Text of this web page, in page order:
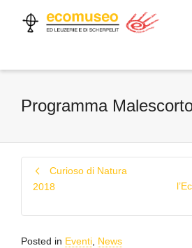
Programma
Curioso di Natura
2018
Posted in Eventi News